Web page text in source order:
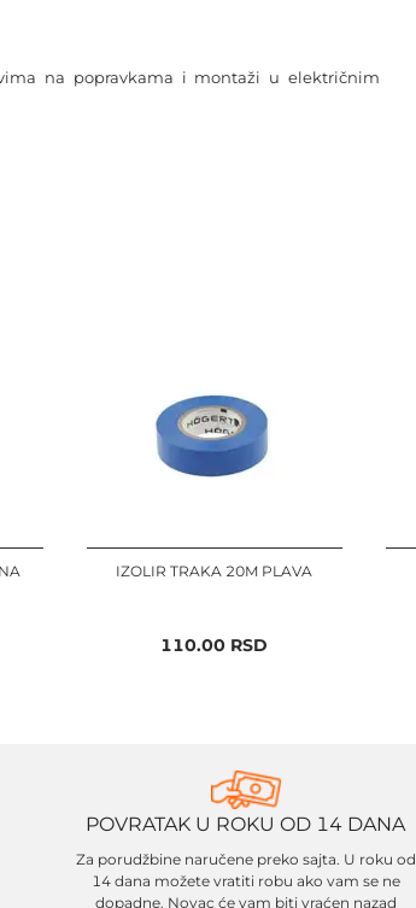
na popravkama i montaži u električnim
IZOLIR TRAKA 20M PLAVA
110.00 RSD
POVRATAK U ROKU OD 14 DANA
Za porudžbine naručene preko sajta. U roku od
14 dana možete vratiti robu ako vam se ne
dopadne. Novac će vam biti vraćen nazad